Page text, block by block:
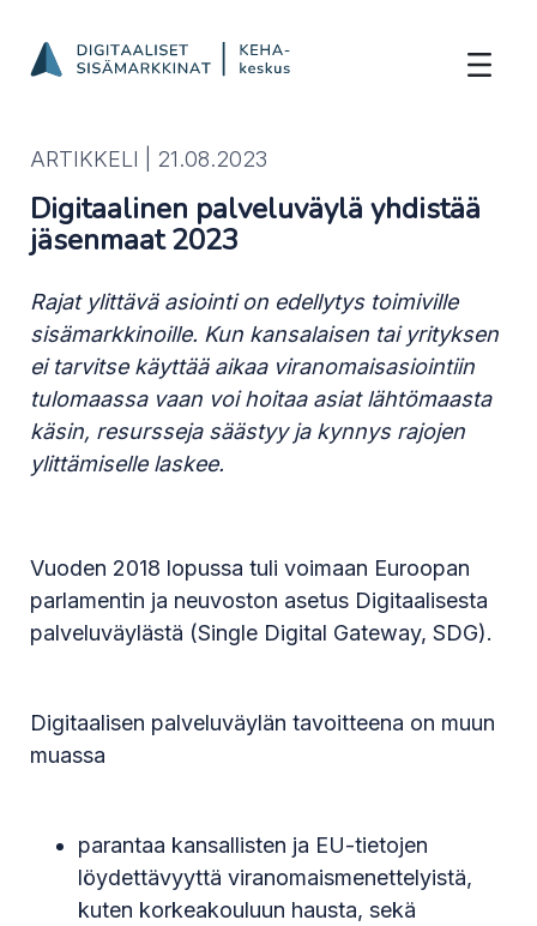
ARTIKKELI | 21.08.2023
Digitaalinen palveluväylä yhdistää
jäsenmaat 2023
Rajat ylittävä asiointi on edellytys toimiville
sisämarkkinoille. Kun kansalaisen tai yrityksen
ei tarvitse käyttää aikaa viranomaisasiointiin
tulomaassa vaan voi hoitaa asiat lähtömaasta
käsin, resursseja säästyy ja kynnys rajojen
ylittämiselle laskee.
Vuoden 2018 lopussa tuli voimaan Euroopan
parlamentin ja neuvoston asetus Digitaalisesta
palveluväylästä (Single Digital Gateway, SDG).
Digitaalisen palveluväylän tavoitteena on muun
muassa
parantaa kansallisten ja EU-tietojen
löydettävyyttä viranomaismenettelyistä,
kuten korkeakouluun hausta, sekä